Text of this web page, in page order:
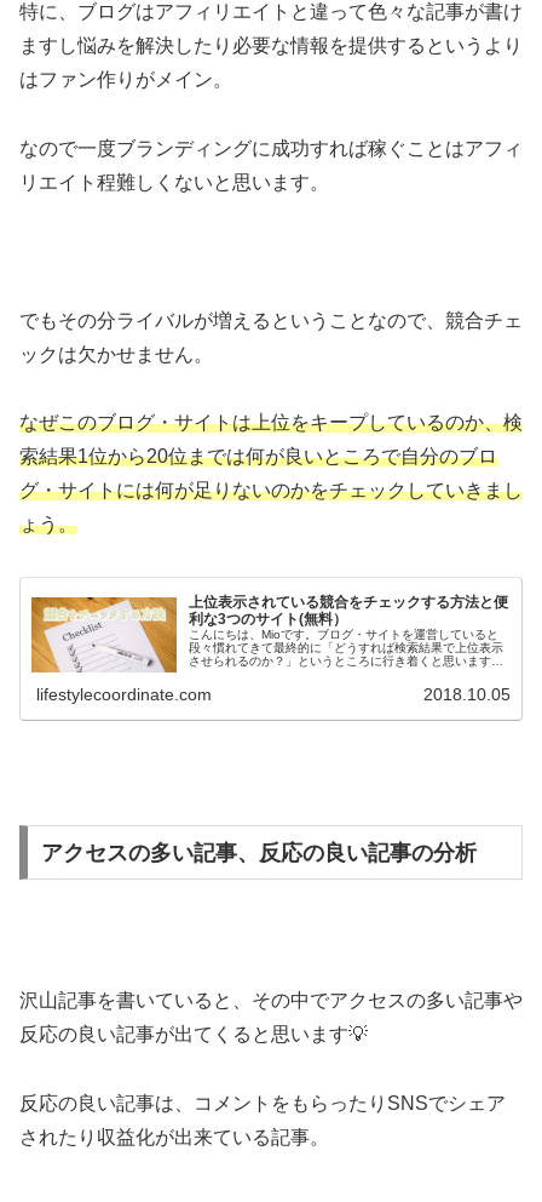
特に、ブログはアフィリエイトと違って色々な記事が書け
ますし悩みを解決したり必要な情報を提供するというより
はファン作りがメイン。
なので一度ブランディングに成功すれば稼ぐことはアフィ
リエイト程難しくないと思います。
でもその分ライバルが増えるということなので、競合チェ
ックは欠かせません。
なぜこのブログ・サイトは上位をキープしているのか、検
索結果1位から20位までは何が良いところで自分のブロ
グ・サイトには何が足りないのかをチェックしていきまし
ょう。
上位表示されている競合をチェックする方法と便
利な3つのサイト(無料）
こんにちは、Mioです。ブログ・サイトを運営していると
段々慣れてきて最終的に「どうすれば検索結果で上位表示
させられるのか？」というところに行き着くと思います
lifestylecoordinate.com 2018.10.05
アクセスの多い記事、反応の良い記事の分析
沢山記事を書いていると、その中でアクセスの多い記事や
反応の良い記事が出てくると思います💡
反応の良い記事は、コメントをもらったりSNSでシェア
されたり収益化が出来ている記事。